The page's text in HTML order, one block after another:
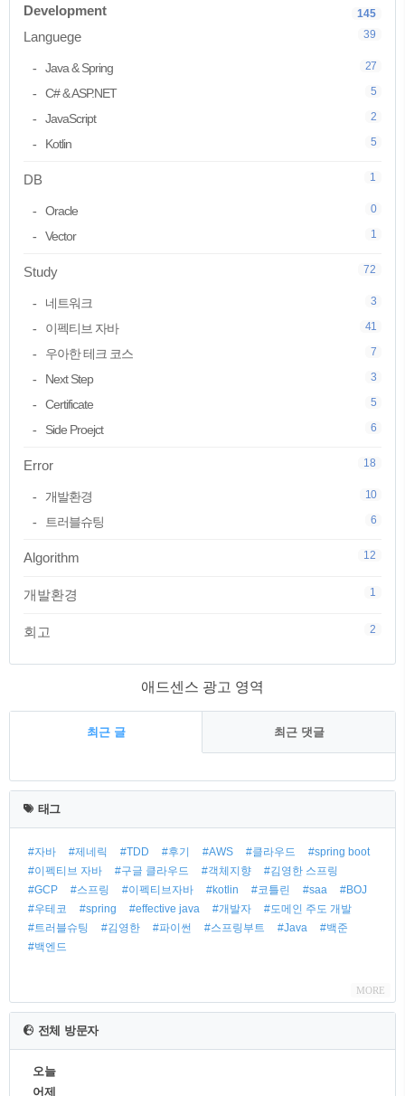
Development 145
Languege 39
Java & Spring 27
C# & ASP.NET 5
JavaScript 2
Kotlin 5
DB 1
Oracle 0
Vector 1
Study 72
네트워크 3
이펙티브 자바 41
우아한 테크 코스 7
Next Step 3
Certificate 5
Side Proejct 6
Error 18
개발환경 10
트러블슈팅 6
Algorithm 12
개발환경 1
회고 2
애드센스 광고 영역
최근 글 최근 댓글
태그
#자바 #제네릭 #TDD #후기 #AWS #클라우드
#spring boot
#이펙티브 자바
#구글 클라우드 #객체지향
#김영한 스프링
#GCP
#스프링 #이펙티브자바 #kotlin #코틀린 #saa
#BOJ
#우테코
#spring #effective java #개발자
#도메인 주도 개발
#트러블슈팅
#김영한 #파이썬 #스프링부트 #Java
#백준
#백엔드
MORE
전체 방문자
오늘
어제